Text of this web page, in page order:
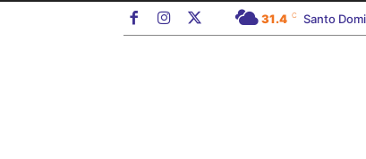
31.4 C Santo